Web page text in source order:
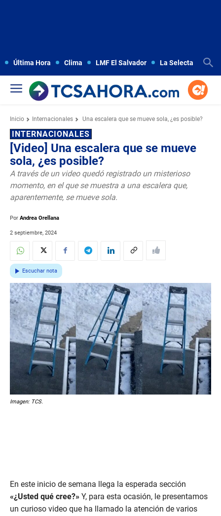
Última Hora Clima LMF El Salvador La Selecta
Inicio Internacionales Una escalera que se mueve sola, ¿es posible?
INTERNACIONALES
[Video] Una escalera que se mueve
sola, ¿es posible?
A través de un video quedó registrado un misterioso
momento, en el que se muestra a una escalera que,
aparentemente, se mueve sola.
Por Andrea Orellana
2 septiembre, 2024
Escuchar nota
Imagen: TCS.
En este inicio de semana llega la esperada sección
«¿Usted qué cree?» Y, para esta ocasión, le presentamos
un curioso video que ha llamado la atención de varios